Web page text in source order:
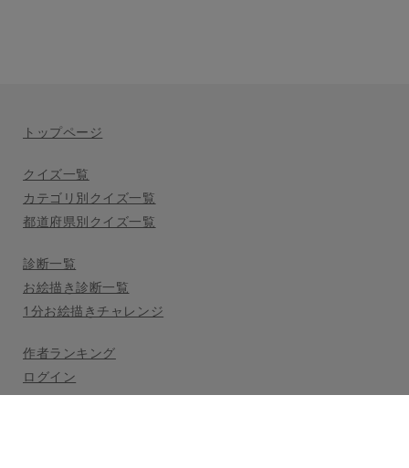
トップページ
クイズ一覧
カテゴリ別クイズ一覧
都道府県別クイズ一覧
診断一覧
お絵描き診断一覧
1分お絵描きチャレンジ
作者ランキング
ログイン